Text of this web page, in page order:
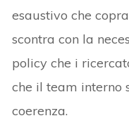
esaustivo che
scontra con la
policy che i
che il team interno
coerenza.